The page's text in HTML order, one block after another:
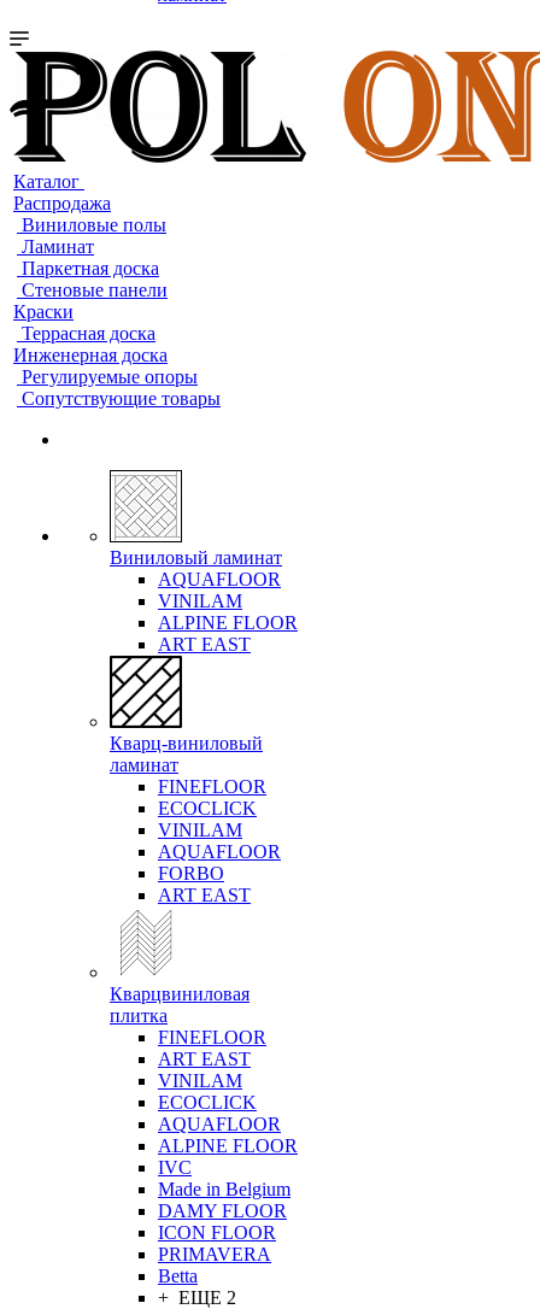
Каталог
Распродажа
Виниловые полы
Ламинат
Паркетная доска
Стеновые панели
Краски
Террасная доска
Инженерная доска
Регулируемые опоры
Сопутствующие товары
Виниловый ламинат
AQUAFLOOR
VINILAM
ALPINE FLOOR
ART EAST
Кварц-виниловый
ламинат
FINEFLOOR
ECOCLICK
VINILAM
AQUAFLOOR
FORBO
ART EAST
Кварцвиниловая
плитка
FINEFLOOR
ART EAST
VINILAM
ECOCLICK
AQUAFLOOR
ALPINE FLOOR
IVC
Made in Belgium
DAMY FLOOR
ICON FLOOR
PRIMAVERA
Betta
+ ЕЩЕ 2